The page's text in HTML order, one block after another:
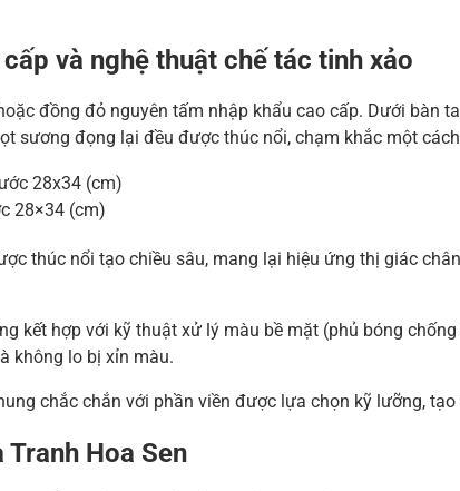
và nghệ thuật chế tác tinh xảo
đồng đỏ nguyên tấm nhập khẩu cao cấp. Dưới bàn
sương đọng lại đều được thúc nổi, chạm khắc một
28×34 (cm)
thúc nổi tạo chiều sâu, mang lại hiệu ứng thị giác
kết hợp với kỹ thuật xử lý màu bề mặt (phủ bóng
không lo bị xỉn màu.
chắc chắn với phần viền được lựa chọn kỹ lưỡng,
Hoa Sen